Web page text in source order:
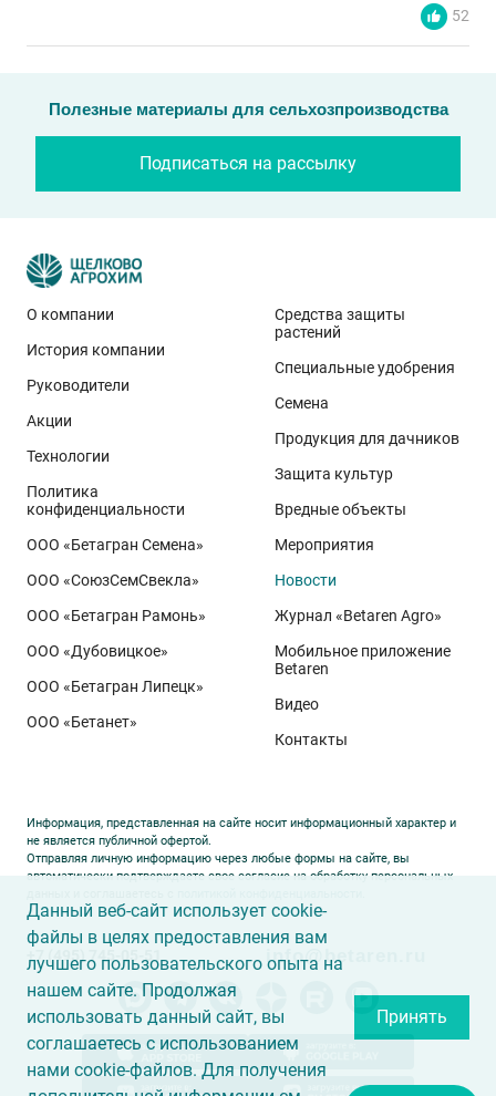
Эти результаты особенно показательны для
условий Приволжского федерального округа. Они
демонстрируют, что потенциал интенсивного сорта
реализуется при грамотном управлении
технологией: сбалансированном минеральном
питании, эффективной защите растений и точном
относится к новому поколению сортов орловского
биотипа озимой пшеницы. Это достижение
департамента селекции и семеноводства «Щёлково
Агрохим». Ей принадлежит рекорд
полученный в Орловской области в 2025 году.
Ермоловка максимально отзывчива на приёмы
интенсификации. Внесена в Государственный реестр
массивный поникающий колос и высокая
озернённость – до50–80
30у традиционных сортов. Именно такая
архитектура растения позволяет эффективно
использовать высокий агрофон и формировать
урожай, недостижимый для прежних селекционных
образцов.
52
Полезные материалы для сельхозпроизводства
Подписаться на рассылку
О компании
История компании
Руководители
Акции
Технологии
Политика
конфиденциальности
ООО «Бетагран Семена»
ООО «СоюзСемСвекла»
ООО «Бетагран Рамонь»
ООО «Дубовицкое»
ООО «Бетагран Липецк»
ООО «Бетанет»
Средства защиты
растений
Специальные удобрения
Семена
Продукция для дачников
Защита культур
Вредные объекты
Мероприятия
Новости
Журнал «Betaren Agro»
Мобильное приложение
Betaren
Видео
Контакты
Информация, представленная на сайте носит информационный характер и
не является публичной офертой.
Отправляя личную информацию через любые формы на сайте, вы
автоматически подтверждаете свое согласие на обработку персональных
+7 (495) 745-05-51 info@betaren.ru
Данный веб-сайт использует cookie-
файлы в целях предоставления вам
лучшего пользовательского опыта на
нашем сайте. Продолжая
использовать данный сайт, вы
соглашаетесь с использованием
нами cookie-файлов. Для получения
Принять